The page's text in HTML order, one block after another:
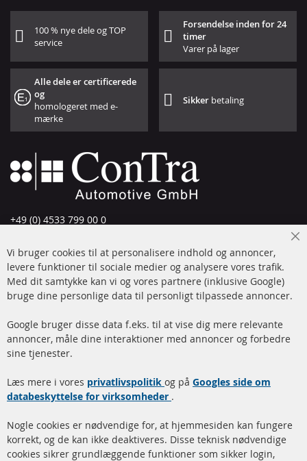
100 % nye dele og TOP
service
Forsendelse inden for 24
timer
Varer på lager
Alle dele er certificerede
og
homologeret med e-
mærke
Sikker betaling
+49 (0) 4533 799 00 0
info@contra-automotive.de
www.contra-automotive.de
Facebook
Instagram
Hurtige links
Dieselpartikelfilter (DPF)
rengøring
Katalysator (KAT)
Sensorer
FAQ
Kundeservice
Betalingsmetoder
Kontakt
Vi bruger cookies til at personalisere indhold og annoncer,
levere funktioner til sociale medier og analysere vores trafik.
Med dit samtykke kan vi og vores partnere (inklusive Google)
bruge dine personlige data til personligt tilpassede annoncer.
Google bruger disse data f.eks. til at vise dig mere relevante
annoncer, måle dine interaktioner med annoncer og forbedre
sine tjenester.
Læs mere i vores privatlivspolitik og på Googles side om
databeskyttelse for virksomheder .
Nogle cookies er nødvendige for, at hjemmesiden kan fungere
korrekt, og de kan ikke deaktiveres. Disse teknisk nødvendige
cookies sikrer grundlæggende funktioner som sikker login,